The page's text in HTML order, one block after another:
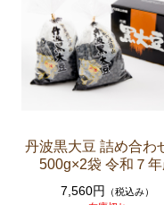
丹波黒大豆 詰め合わ
500g×2袋 令和７
7,560円
（税込み）